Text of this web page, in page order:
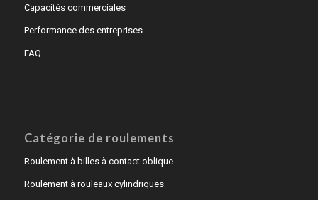
Capacités commerciales
Performance des entreprises
FAQ
Catégorie de roulements
Roulement à billes à contact oblique
Roulement à rouleaux cylindriques